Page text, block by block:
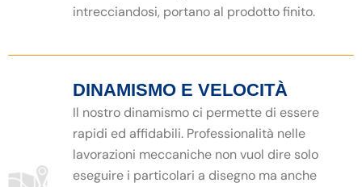
intrecciandosi, portano al prodotto finito.
DINAMISMO E VELOCITÀ
Il nostro dinamismo ci permette di essere
rapidi ed affidabili. Professionalità nelle
lavorazioni meccaniche non vuol dire solo
eseguire i particolari a disegno ma anche